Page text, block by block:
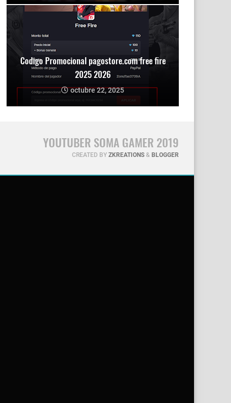
Codigo Promocional pagostore.com free fire
2025 2026
octubre 22, 2025
YOUTUBER SOMA GAMER 2019
CREATED BY ZKREATIONS & BLOGGER